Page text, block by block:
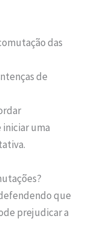
das
de
iniciar uma
que
prejudicar a